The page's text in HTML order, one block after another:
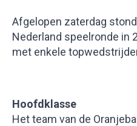
Afgelopen zaterdag
Nederland speelronde in
met enkele
Hoofdklasse
Het team van de